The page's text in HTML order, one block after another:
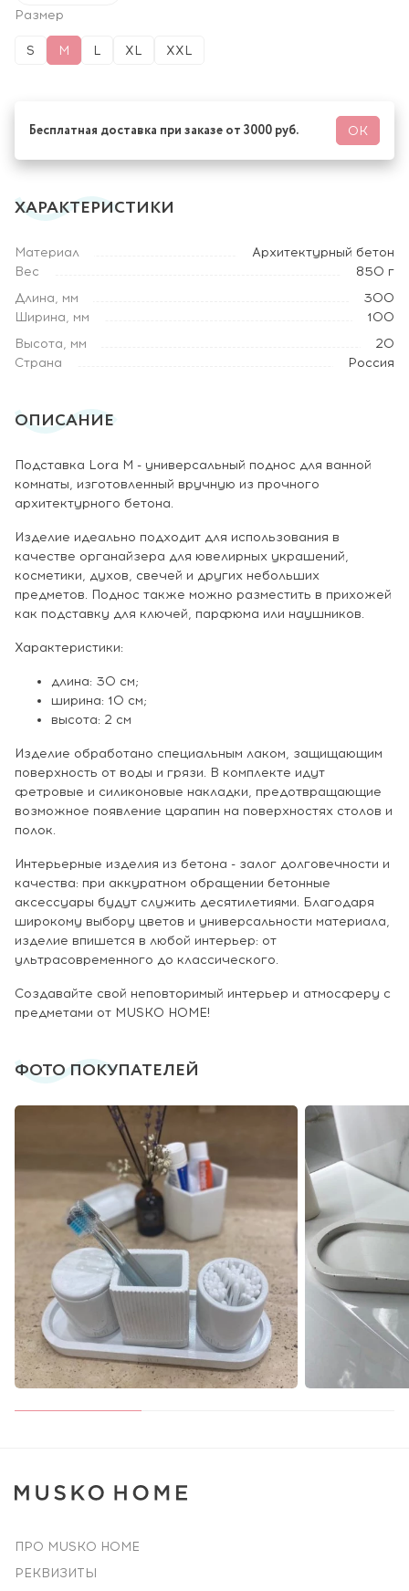
Размер
S M L XL XXL
Бесплатная доставка при заказе от 3000 руб. ОК
ХАРАКТЕРИСТИКИ
Материал
Архитектурный бетон
Вес
850 г
Длина, мм
300
Ширина, мм
100
Высота, мм
20
Страна
Россия
ОПИСАНИЕ
Подставка Lora M - универсальный поднос для ванной
комнаты, изготовленный вручную из прочного
архитектурного бетона.
Изделие идеально подходит для использования в
качестве органайзера для ювелирных украшений,
косметики, духов, свечей и других небольших
предметов. Поднос также можно разместить в прихожей
как подставку для ключей, парфюма или наушников.
Характеристики:
длина: 30 см;
ширина: 10 см;
высота: 2 см
Изделие обработано специальным лаком, защищающим
поверхность от воды и грязи. В комплекте идут
фетровые и силиконовые накладки, предотвращающие
возможное появление царапин на поверхностях столов и
полок.
Интерьерные изделия из бетона - залог долговечности и
качества: при аккуратном обращении бетонные
аксессуары будут служить десятилетиями. Благодаря
широкому выбору цветов и универсальности материала,
изделие впишется в любой интерьер: от
ультрасовременного до классического.
Создавайте свой неповторимый интерьер и атмосферу с
предметами от MUSKO HOME!
ФОТО ПОКУПАТЕЛЕЙ
ПРО MUSKO HOME
РЕКВИЗИТЫ